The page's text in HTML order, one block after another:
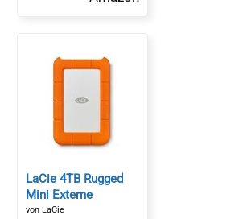
LaCie 4TB Rugged
Mini Externe
Tragbare Festplatte |
von LaCie